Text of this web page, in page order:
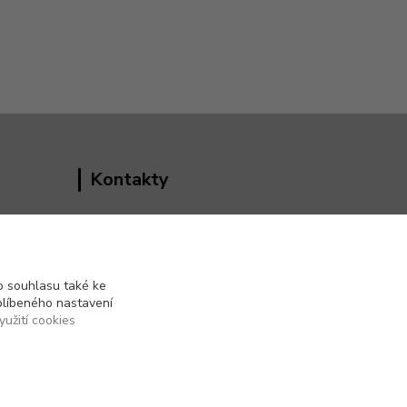
Kontakty
info@pento-eshop.cz
souhlasu také ke
nastavení
cookies